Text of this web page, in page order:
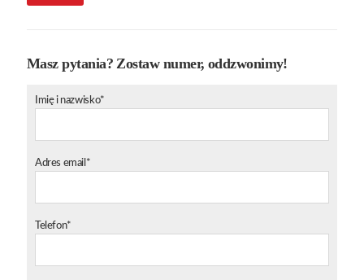
Masz pytania? Zostaw numer, oddzwonimy!
Imię i nazwisko*
Adres email*
Telefon*